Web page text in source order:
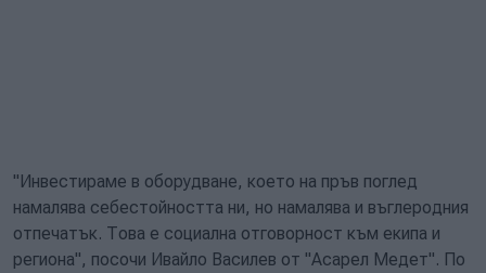
"Инвестираме в оборудване, което на пръв поглед
намалява себестойността ни, но намалява и въглеродния
отпечатък. Това е социална отговорност към екипа и
региона", посочи Ивайло Василев от "Асарел Медет". По